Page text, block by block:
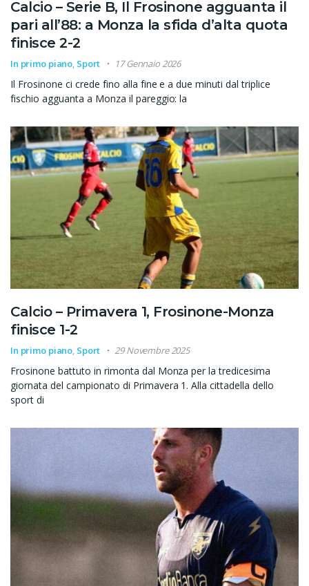
Calcio – Serie B, Il Frosinone agguanta il
pari all’88: a Monza la sfida d’alta quota
finisce 2-2
In primo piano, Sport 17 Gennaio 2026
Il Frosinone ci crede fino alla fine e a due minuti dal triplice
fischio agguanta a Monza il pareggio: la
Calcio – Primavera 1, Frosinone-Monza
finisce 1-2
In primo piano, Sport 29 Novembre 2025
Frosinone battuto in rimonta dal Monza per la tredicesima
giornata del campionato di Primavera 1. Alla cittadella dello
sport di